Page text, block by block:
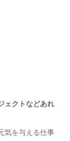
ェクトなどあれ
気を与える仕事